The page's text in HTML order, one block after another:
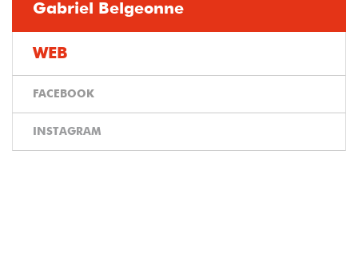
Gabriel Belgeonne
WEB
FACEBOOK
INSTAGRAM